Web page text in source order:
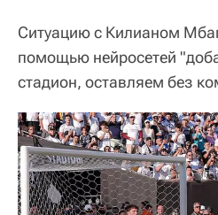
Ситуацию с Килианом
помощью нейросетей
стадион, оставляем без